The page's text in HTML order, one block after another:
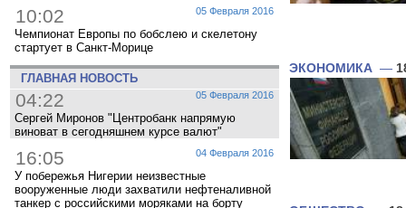
05 Февраля 2016
10:02
Чемпионат Европы по бобслею и скелетону
стартует в Санкт-Морице
ГЛАВНАЯ НОВОСТЬ
05 Февраля 2016
04:22
Сергей Миронов "Центробанк напрямую
виноват в сегодняшнем курсе валют"
04 Февраля 2016
16:05
У побережья Нигерии неизвестные
вооруженные люди захватили нефтеналивной
танкер с российскими моряками на борту
ЭКОНОМИКА —